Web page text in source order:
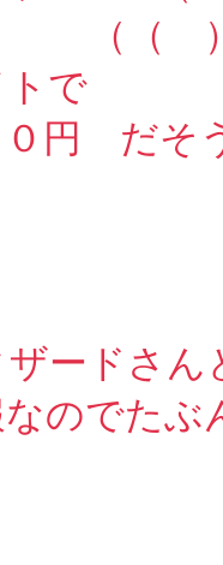
（（ ）
で
０円 だそ
ードさ
なのでた